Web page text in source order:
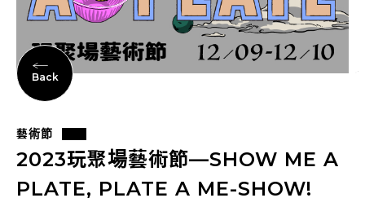
Back
藝術節
2023玩聚場藝術節—SHOW ME A
PLATE, PLATE A ME-SHOW!